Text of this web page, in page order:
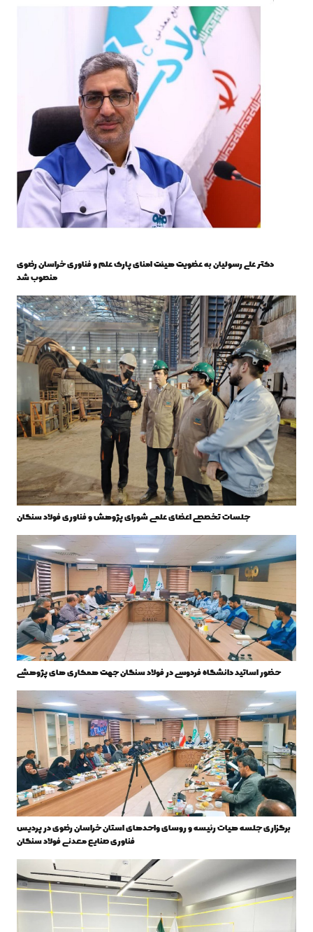
دکتر علی رسولیان به عضویت هیئت امنای پارک علم و فناوری خراسان رضوی
منصوب شد
جلسات تخصصی اعضای علمی شورای پژوهش و فناوری فولاد سنگان
حضور اساتید دانشگاه فردوسی در فولاد سنگان جهت همکاری های پژوهشی
برگزاری جلسه هیات رئیسه و روسای واحدهای استان خراسان رضوی در پردیس
فناوری صنایع معدنی فولاد سنگان